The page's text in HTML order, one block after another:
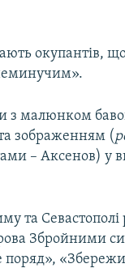
окупантів,
з малюнком
зображенням (
– Аксенов) у
та Севастополі
Збройними
поряд»,